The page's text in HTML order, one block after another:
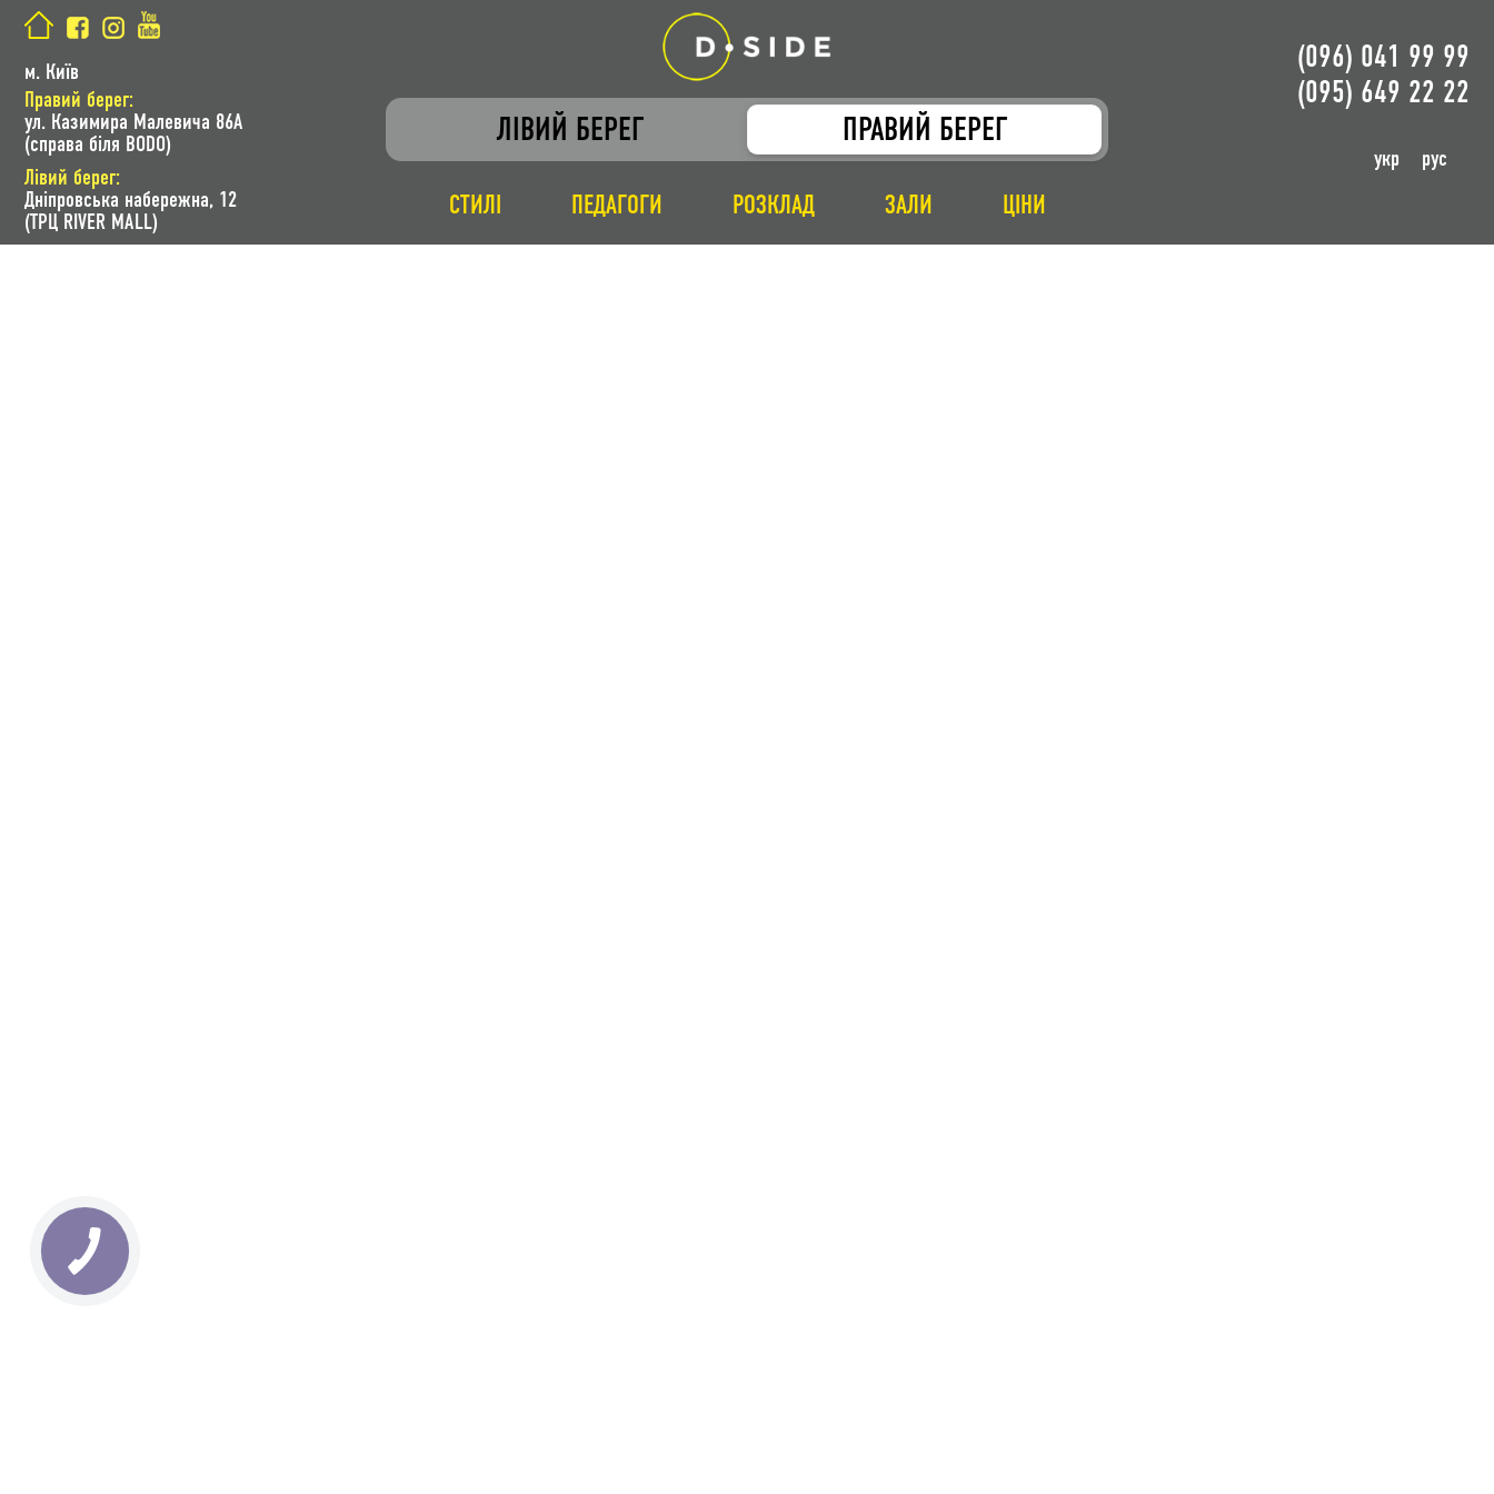
м. Київ
Правий берег:
ул. Казимира Малевича 86A
(справа біля BODO)
Лівий берег:
Дніпровська набережна, 12
(ТРЦ RIVER MALL)
ЛІВИЙ БЕРЕГ ПРАВИЙ БЕРЕГ
(096) 041 99 99
(095) 649 22 22
укр рус
СТИЛІ ПЕДАГОГИ РОЗКЛАД ЗАЛИ ЦІНИ